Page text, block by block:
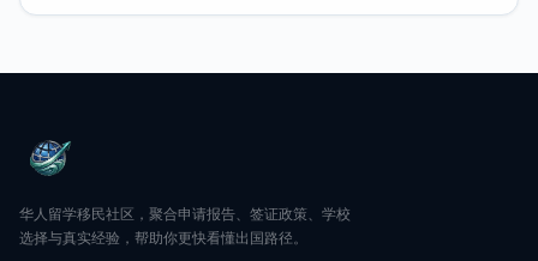
华人留学移民社区，聚合申请报告、签证政策、学校
选择与真实经验，帮助你更快看懂出国路径。